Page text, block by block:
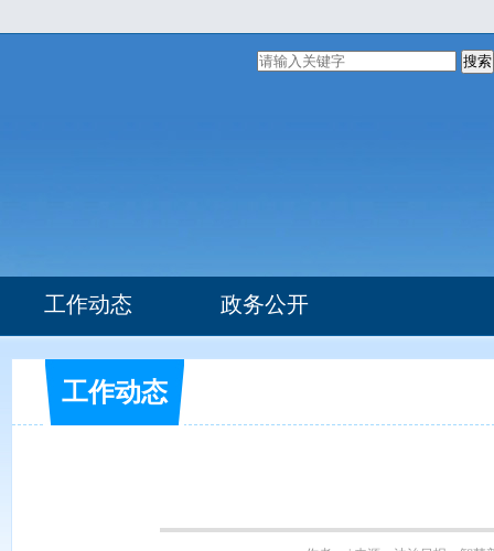
搜索
工作动态 政务公开
组织机构 部门文件
工作动态